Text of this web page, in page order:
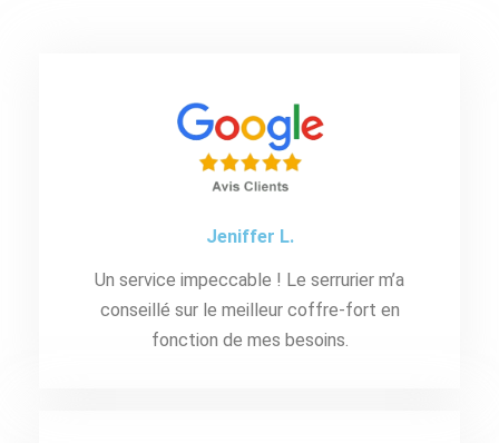
Jeniffer L.
Un service impeccable ! Le serrurier m’a
conseillé sur le meilleur coffre-fort en
fonction de mes besoins.